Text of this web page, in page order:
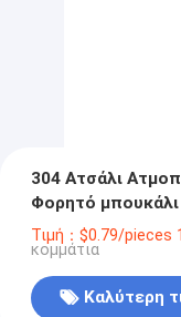
304 Ατσάλι
Φορητό μπουκάλι
μαγειρέματος
Τιμή：$0.79/pieces
κομμάτια
Καλύτερη